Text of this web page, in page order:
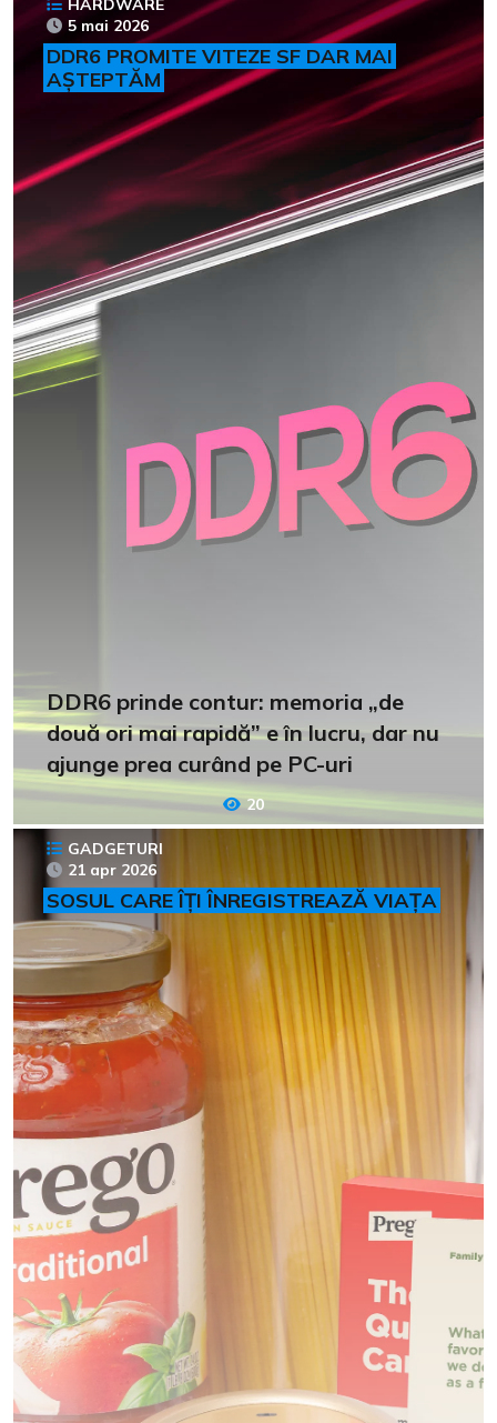
HARDWARE
5 mai 2026
DDR6 PROMITE VITEZE SF DAR MAI
AȘTEPTĂM
DDR6 prinde contur: memoria „de
două ori mai rapidă” e în lucru, dar nu
ajunge prea curând pe PC-uri
20
GADGETURI
21 apr 2026
SOSUL CARE ÎȚI ÎNREGISTREAZĂ VIAȚA